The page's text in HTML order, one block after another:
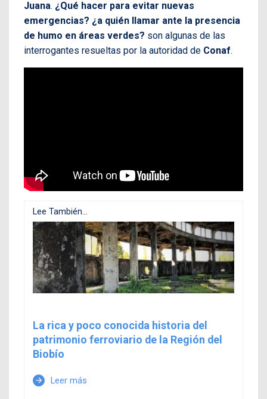
Juana. ¿Qué hacer para evitar nuevas
emergencias? ¿a quién llamar ante la presencia
de humo en áreas verdes? son algunas de las
interrogantes resueltas por la autoridad de Conaf.
Lee También...
La rica y poco conocida historia del
patrimonio ferroviario de la Región del
Biobío
arrow_forward Leer más